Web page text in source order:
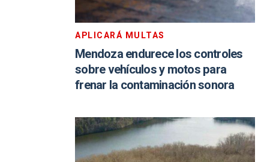
APLICARÁ MULTAS
Mendoza endurece los controles
sobre vehículos y motos para
frenar la contaminación sonora